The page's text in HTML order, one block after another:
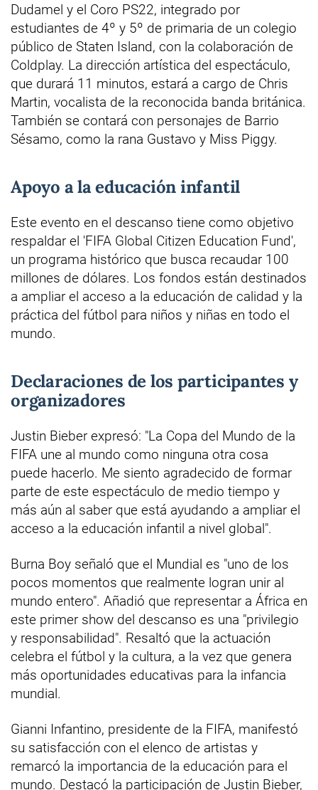
Dudamel y el Coro PS22, integrado por
estudiantes de 4º y 5º de primaria de un colegio
público de Staten Island, con la colaboración de
Coldplay. La dirección artística del espectáculo,
que durará 11 minutos, estará a cargo de Chris
Martin, vocalista de la reconocida banda británica.
También se contará con personajes de Barrio
Sésamo, como la rana Gustavo y Miss Piggy.
Apoyo a la educación infantil
Este evento en el descanso tiene como objetivo
respaldar el 'FIFA Global Citizen Education Fund',
un programa histórico que busca recaudar 100
millones de dólares. Los fondos están destinados
a ampliar el acceso a la educación de calidad y la
práctica del fútbol para niños y niñas en todo el
mundo.
Declaraciones de los participantes y
organizadores
Justin Bieber expresó: "La Copa del Mundo de la
FIFA une al mundo como ninguna otra cosa
puede hacerlo. Me siento agradecido de formar
parte de este espectáculo de medio tiempo y
más aún al saber que está ayudando a ampliar el
acceso a la educación infantil a nivel global".
Burna Boy señaló que el Mundial es "uno de los
pocos momentos que realmente logran unir al
mundo entero". Añadió que representar a África en
este primer show del descanso es una "privilegio
y responsabilidad". Resaltó que la actuación
celebra el fútbol y la cultura, a la vez que genera
más oportunidades educativas para la infancia
mundial.
Gianni Infantino, presidente de la FIFA, manifestó
su satisfacción con el elenco de artistas y
remarcó la importancia de la educación para el
mundo. Destacó la participación de Justin Bieber,